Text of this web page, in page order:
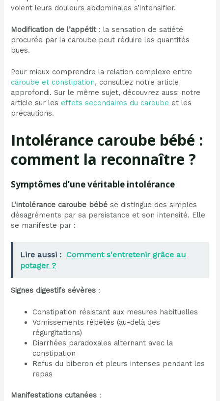
voient leurs douleurs abdominales s’intensifier.
Modification de l’appétit: la sensation de satiété
procurée par la caroube peut réduire les quantités
bues.
Pour mieux comprendre la relation complexe entre
caroube et constipation, consultez notre article
approfondi. Sur le même sujet, découvrez aussi notre
article sur leseffets secondaires du caroube et les
précautions.
Intolérance caroube bébé :
comment la reconnaître ?
Symptômes d’une véritable intolérance
L’intolérance caroube bébé se distingue des simples
désagréments par sa persistance et son intensité. Elle
se manifeste par :
Lire aussi : Comment s'entretenir grâce au
potager ?
Signes digestifs sévères :
Constipation résistant aux mesures habituelles
Vomissements répétés (au-delà des
régurgitations)
Diarrhées paradoxales alternant avec la
constipation
Refus du biberon et pleurs intenses pendant les
repas
Manifestations cutanées :